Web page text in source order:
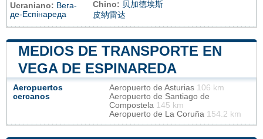
Ucraniano: Вега-
де-Еспінареда
Chino: 贝加德埃斯
皮纳雷达
MEDIOS DE TRANSPORTE EN
VEGA DE ESPINAREDA
Aeropuertos
cercanos
Aeropuerto de Asturias 106 km
Aeropuerto de Santiago de
Compostela 145 km
Aeropuerto de La Coruña 154.2 km